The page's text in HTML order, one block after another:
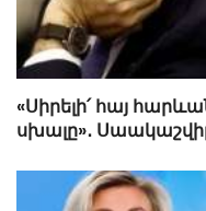
«Սիրելի՛ հայ
սխալը»․